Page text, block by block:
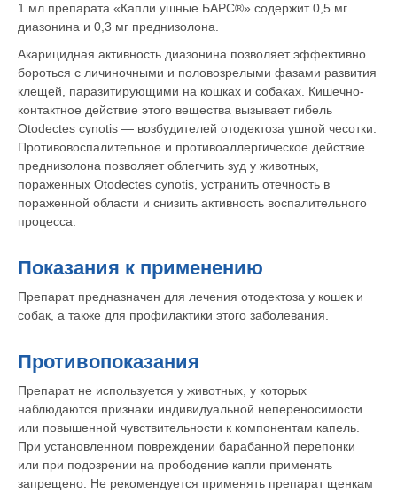
1 мл препарата «Капли ушные БАРС®» содержит 0,5 мг
диазонина и 0,3 мг преднизолона.
Акарицидная активность диазонина позволяет эффективно
бороться с личиночными и половозрелыми фазами развития
клещей, паразитирующими на кошках и собаках. Кишечно-
контактное действие этого вещества вызывает гибель
Otodectes cynotis — возбудителей отодектоза ушной чесотки.
Противовоспалительное и противоаллергическое действие
преднизолона позволяет облегчить зуд у животных,
пораженных Otodectes cynotis, устранить отечность в
пораженной области и снизить активность воспалительного
процесса.
Показания к применению
Препарат предназначен для лечения отодектоза у кошек и
собак, а также для профилактики этого заболевания.
Противопоказания
Препарат не используется у животных, у которых
наблюдаются признаки индивидуальной непереносимости
или повышенной чувствительности к компонентам капель.
При установленном повреждении барабанной перепонки
или при подозрении на прободение капли применять
запрещено. Не рекомендуется применять препарат щенкам